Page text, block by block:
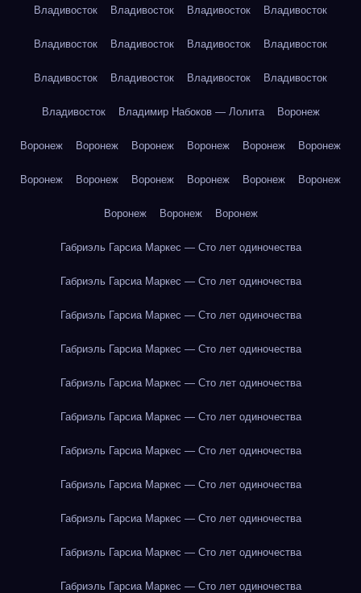
Владивосток Владивосток Владивосток Владивосток
Владивосток Владивосток Владивосток Владивосток
Владивосток Владивосток Владивосток Владивосток
Владивосток Владимир Набоков — Лолита Воронеж
Воронеж Воронеж Воронеж Воронеж Воронеж Воронеж
Воронеж Воронеж Воронеж Воронеж Воронеж Воронеж
Воронеж Воронеж Воронеж
Габриэль Гарсиа Маркес — Сто лет одиночества
Габриэль Гарсиа Маркес — Сто лет одиночества
Габриэль Гарсиа Маркес — Сто лет одиночества
Габриэль Гарсиа Маркес — Сто лет одиночества
Габриэль Гарсиа Маркес — Сто лет одиночества
Габриэль Гарсиа Маркес — Сто лет одиночества
Габриэль Гарсиа Маркес — Сто лет одиночества
Габриэль Гарсиа Маркес — Сто лет одиночества
Габриэль Гарсиа Маркес — Сто лет одиночества
Габриэль Гарсиа Маркес — Сто лет одиночества
Габриэль Гарсиа Маркес — Сто лет одиночества